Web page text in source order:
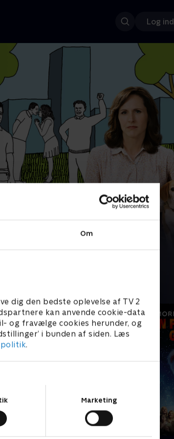
Om
dig den bedste oplevelse af TV 2
kan anvende cookie-data
og fravælge cookies herunder, og
i bunden af siden. Læs
.
Marketing
Log ind